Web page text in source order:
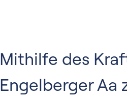
Mithilfe des
Engelberger Aa